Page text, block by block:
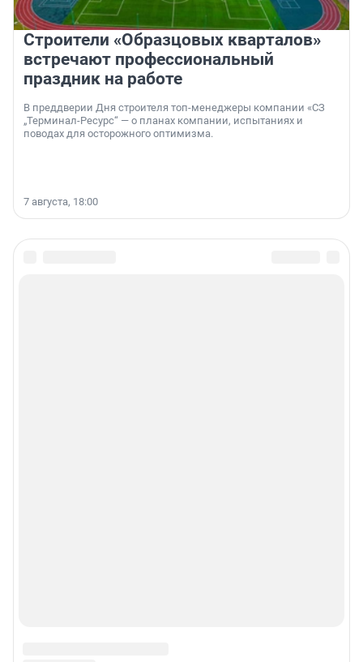
Строители «Образцовых кварталов»
встречают профессиональный
праздник на работе
В преддверии Дня строителя топ-менеджеры компании «СЗ
„Терминал-Ресурс“ — о планах компании, испытаниях и
поводах для осторожного оптимизма.
7 августа, 18:00